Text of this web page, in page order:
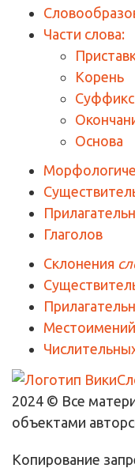
Части слова:
Корень
Суффикс
Основа
Глаголов
Склонения
Местоимений
2024 © Все
объектами
Копирование